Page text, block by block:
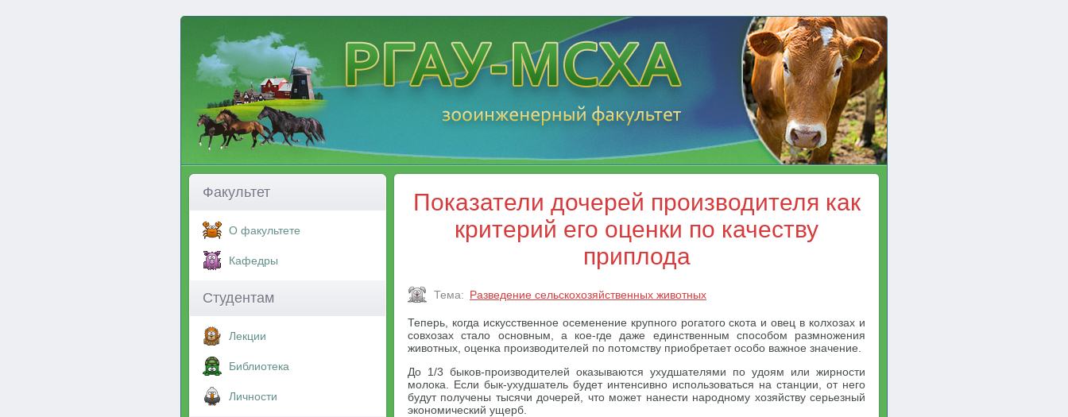
Факультет
О факультете
Кафедры
Студентам
Лекции
Библиотека
Личности
Показатели дочерей производителя как
критерий его оценки по качеству
приплода
Тема: Разведение сельскохозяйственных животных
Теперь, когда искусственное осеменение крупного рогатого скота и овец в колхозах и
совхозах стало основным, а кое-где даже единственным способом размножения
животных, оценка производителей по потомству приобретает особо важное значение.
До 1/3 быков-производителей оказываются ухудшателями по удоям или жирности
молока. Если бык-ухудшатель будет интенсивно использоваться на станции, от него
будут получены тысячи дочерей, что может нанести народному хозяйству серьезный
экономический ущерб.